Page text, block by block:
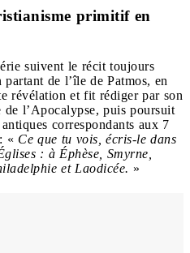
primitif en
suivent le récit toujours
de l’île de Patmos, en
révélation et fit rédiger par son
l’Apocalypse, puis poursuit
correspondants aux 7
« Ce que tu vois, écris-le dans
: à Éphèse, Smyrne,
et Laodicée. »